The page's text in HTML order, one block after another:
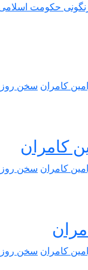
حکومت
کامران سخن روز
کامران
کامران سخن روز
کامران سخن روز